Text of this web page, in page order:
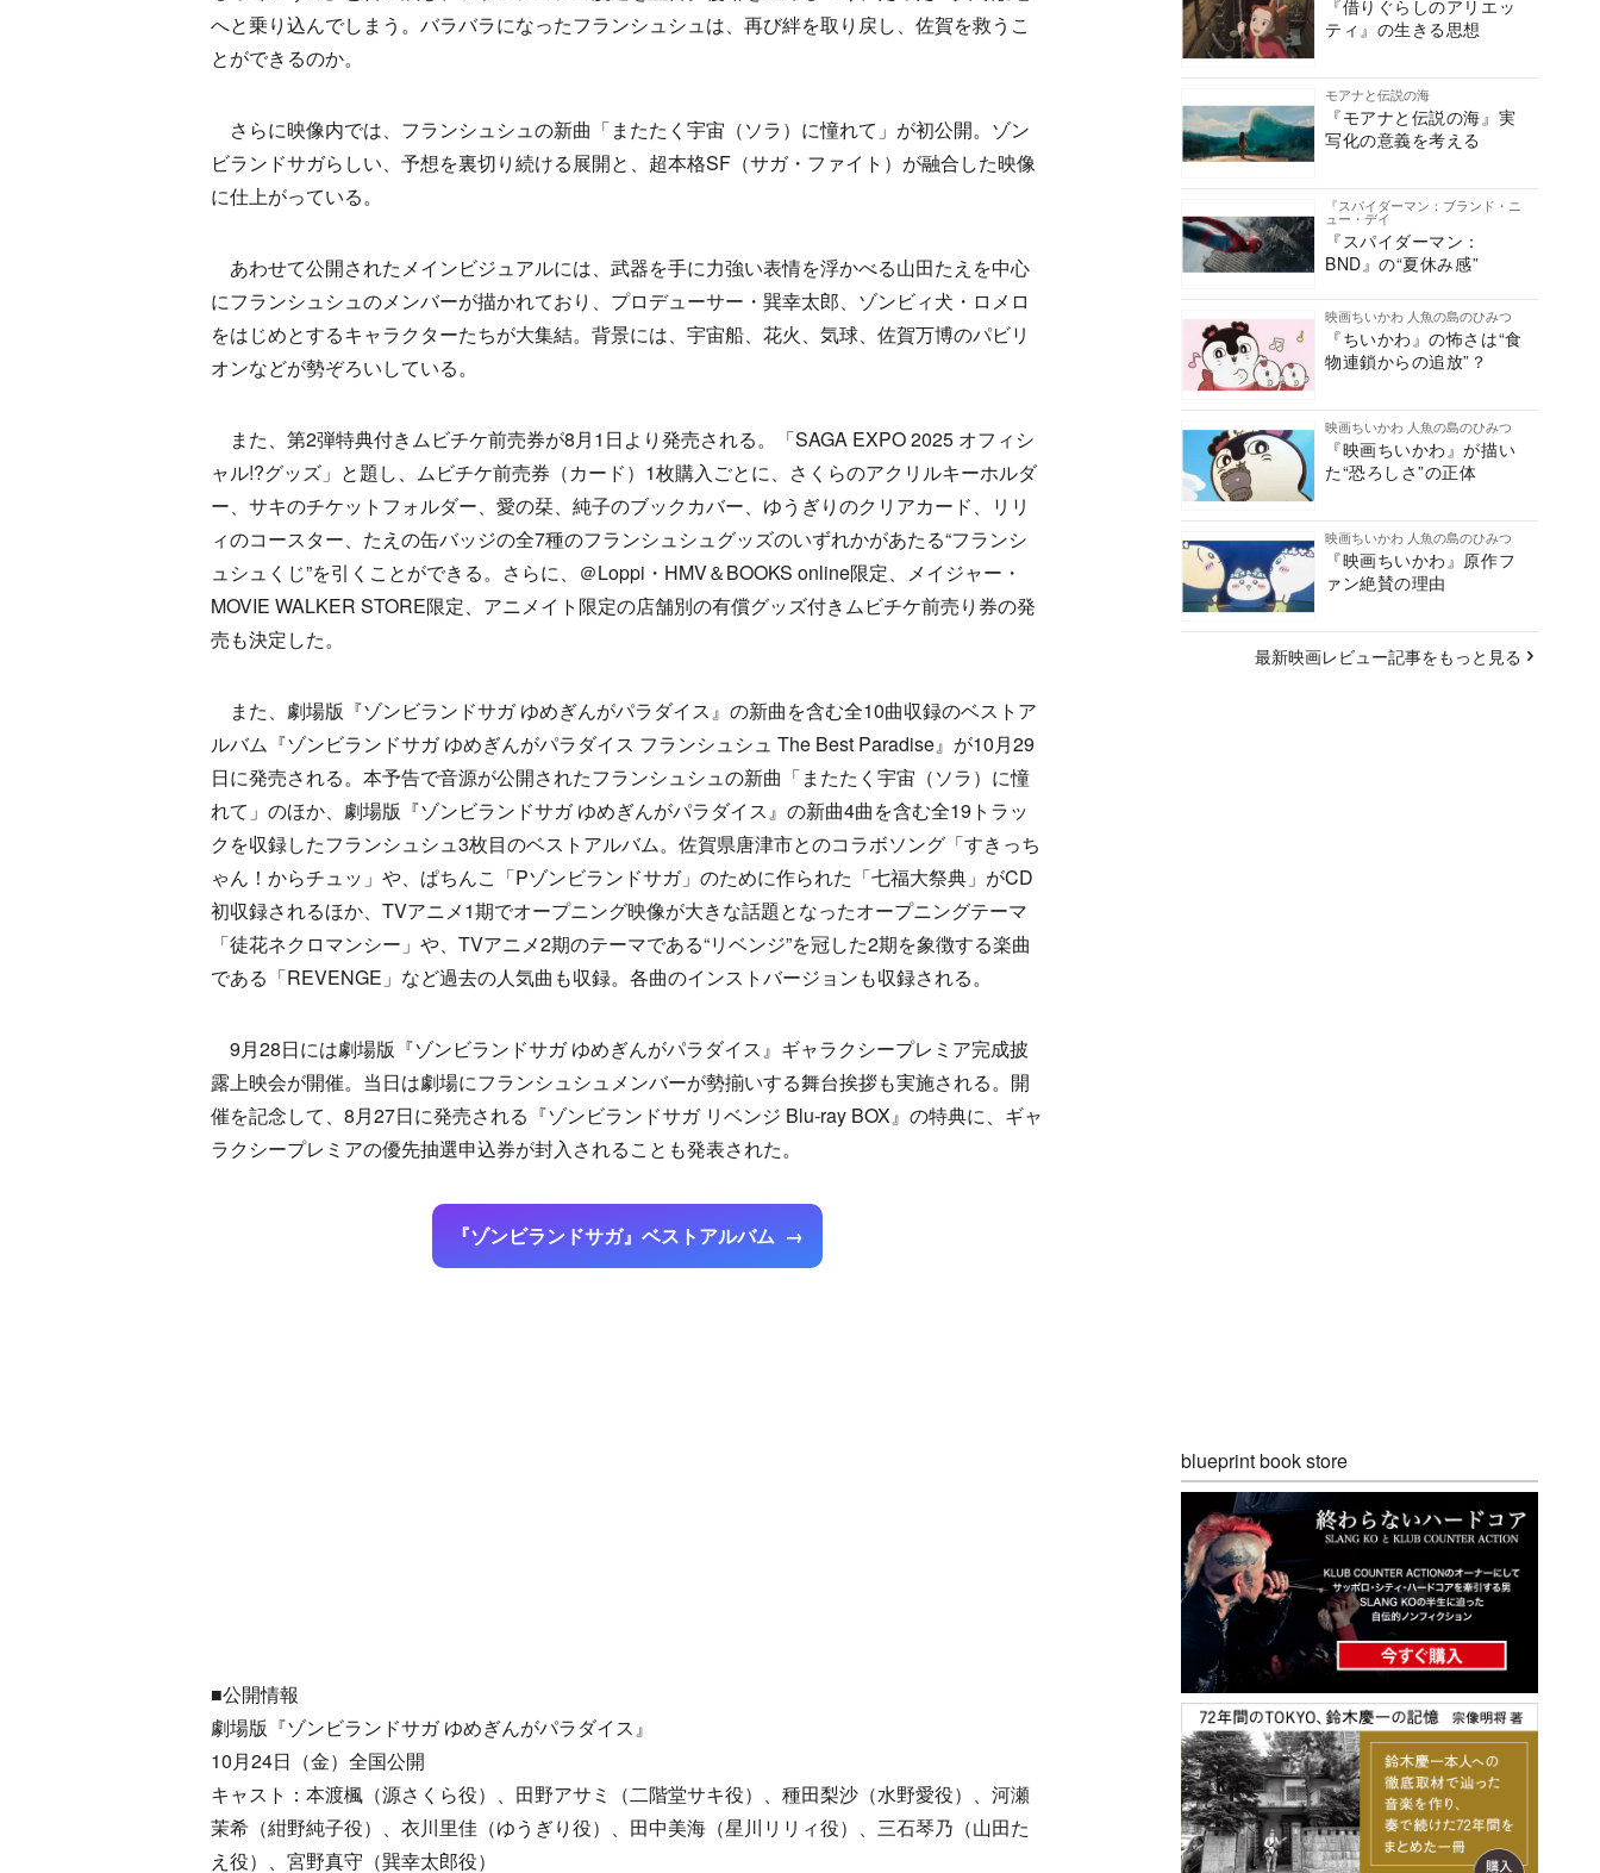
へと乗り込んでしまう。バラバラになったフランシュシュは、再び絆を取り戻し、佐賀を救うこ
とができるのか。
さらに映像内では、フランシュシュの新曲「またたく宇宙（ソラ）に憧れて」が初公開。ゾン
ビランドサガらしい、予想を裏切り続ける展開と、超本格SF（サガ・ファイト）が融合した映像
に仕上がっている。
あわせて公開されたメインビジュアルには、武器を手に力強い表情を浮かべる山田たえを中心
にフランシュシュのメンバーが描かれており、プロデューサー・巽幸太郎、ゾンビィ犬・ロメロ
をはじめとするキャラクターたちが大集結。背景には、宇宙船、花火、気球、佐賀万博のパビリ
オンなどが勢ぞろいしている。
また、第2弾特典付きムビチケ前売券が8月1日より発売される。「SAGA EXPO 2025 オフィシ
ャル!?グッズ」と題し、ムビチケ前売券（カード）1枚購入ごとに、さくらのアクリルキーホルダ
ー、サキのチケットフォルダー、愛の栞、純子のブックカバー、ゆうぎりのクリアカード、リリ
ィのコースター、たえの缶バッジの全7種のフランシュシュグッズのいずれかがあたる“フランシ
ュシュくじ”を引くことができる。さらに、＠Loppi・HMV＆BOOKS online限定、メイジャー・
MOVIE WALKER STORE限定、アニメイト限定の店舗別の有償グッズ付きムビチケ前売り券の発
売も決定した。
また、劇場版『ゾンビランドサガ ゆめぎんがパラダイス』の新曲を含む全10曲収録のベストア
ルバム『ゾンビランドサガ ゆめぎんがパラダイス フランシュシュ The Best Paradise』が10月29
日に発売される。本予告で音源が公開されたフランシュシュの新曲「またたく宇宙（ソラ）に憧
れて」のほか、劇場版『ゾンビランドサガ ゆめぎんがパラダイス』の新曲4曲を含む全19トラッ
クを収録したフランシュシュ3枚目のベストアルバム。佐賀県唐津市とのコラボソング「すきっち
ゃん！からチュッ」や、ぱちんこ「Pゾンビランドサガ」のために作られた「七福大祭典」がCD
初収録されるほか、TVアニメ1期でオープニング映像が大きな話題となったオープニングテーマ
「徒花ネクロマンシー」や、TVアニメ2期のテーマである“リベンジ”を冠した2期を象徴する楽曲
である「REVENGE」など過去の人気曲も収録。各曲のインストバージョンも収録される。
9月28日には劇場版『ゾンビランドサガ ゆめぎんがパラダイス』ギャラクシープレミア完成披
露上映会が開催。当日は劇場にフランシュシュメンバーが勢揃いする舞台挨拶も実施される。開
催を記念して、8月27日に発売される『ゾンビランドサガ リベンジ Blu-ray BOX』の特典に、ギャ
ラクシープレミアの優先抽選申込券が封入されることも発表された。
『ゾンビランドサガ』ベストアルバム
■公開情報
劇場版『ゾンビランドサガ ゆめぎんがパラダイス』
10月24日（金）全国公開
キャスト：本渡楓（源さくら役）、田野アサミ（二階堂サキ役）、種田梨沙（水野愛役）、河瀬
茉希（紺野純子役）、衣川里佳（ゆうぎり役）、田中美海（星川リリィ役）、三石琴乃（山田た
え役）、宮野真守（巽幸太郎役）
『借りぐらしのアリエッ
ティ』の生きる思想
モアナと伝説の海
『モアナと伝説の海』実
写化の意義を考える
『スパイダーマン：ブランド・ニ
ュー・デイ
『スパイダーマン：
BND』の“夏休み感”
映画ちいかわ 人魚の島のひみつ
『ちいかわ』の怖さは“食
物連鎖からの追放”？
映画ちいかわ 人魚の島のひみつ
『映画ちいかわ』が描い
た“恐ろしさ”の正体
映画ちいかわ 人魚の島のひみつ
『映画ちいかわ』原作フ
ァン絶賛の理由
最新映画レビュー記事をもっと見る
blueprint book store